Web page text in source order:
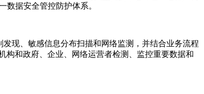
数据安全管控防护体系。
现、敏感信息分布扫描和网络监测，并结合业务流程
构和政府、企业、网络运营者检测、监控重要数据和